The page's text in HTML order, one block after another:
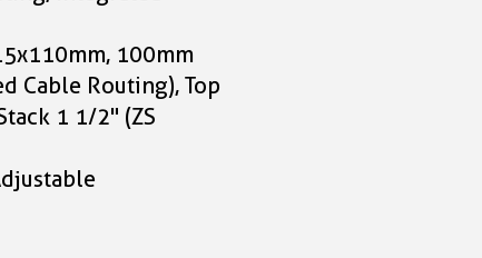
100mm
Cable Routing), Top
1 1/2" (ZS